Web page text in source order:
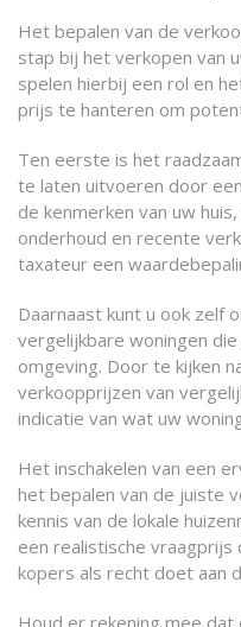
Het bepalen van de
stap bij het verkopen van
spelen hierbij een rol en
prijs te hanteren om
Ten eerste is het
te laten uitvoeren door
de kenmerken van uw
onderhoud en recente
taxateur een
Daarnaast kunt u ook zelf
vergelijkbare woningen
omgeving. Door te kijken
verkoopprijzen van
indicatie van wat uw
Het inschakelen van een
het bepalen van de juiste
kennis van de lokale
een realistische
kopers als recht doet aan
Houd er rekening mee